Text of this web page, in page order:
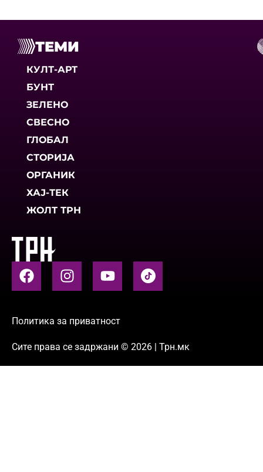
ТЕМИ
КУЛТ-АРТ
БУНТ
ЗЕЛЕНО
СВЕСНО
ГЛОБАЛ
СТОРИЈА
ОРГАНИК
ХАЈ-ТЕК
ЖОЛТ ТРН
Политика за приватност
Сите права се задржани © 2026 | Трн.мк